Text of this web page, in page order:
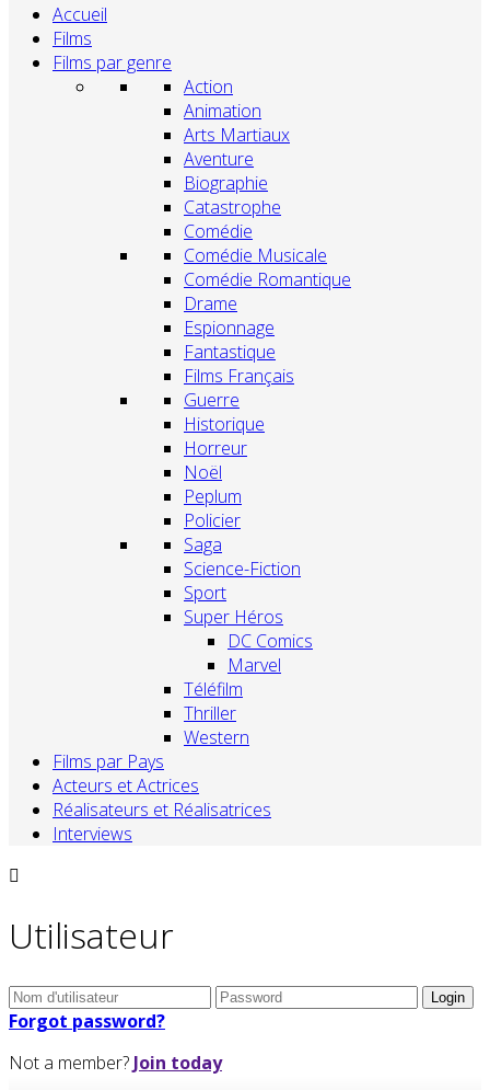
Accueil
Films
Films par genre
Action
Animation
Arts Martiaux
Aventure
Biographie
Catastrophe
Comédie
Comédie Musicale
Comédie Romantique
Drame
Espionnage
Fantastique
Films Français
Guerre
Historique
Horreur
Noël
Peplum
Policier
Saga
Science-Fiction
Sport
Super Héros
DC Comics
Marvel
Téléfilm
Thriller
Western
Films par Pays
Acteurs et Actrices
Réalisateurs et Réalisatrices
Interviews
Utilisateur
Forgot password?
Not a member? Join today